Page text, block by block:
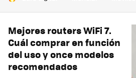
Mejores routers WiFi 7.
Cuál comprar en función
del uso y once modelos
recomendados